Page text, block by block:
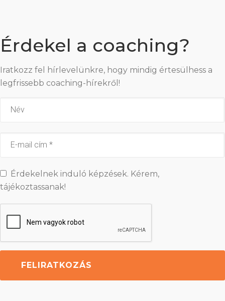
Érdekel a coaching?
Iratkozz fel hírlevelünkre, hogy mindig értesülhess a
legfrissebb coaching-hírekről!
Érdekelnek induló képzések. Kérem,
tájékoztassanak!